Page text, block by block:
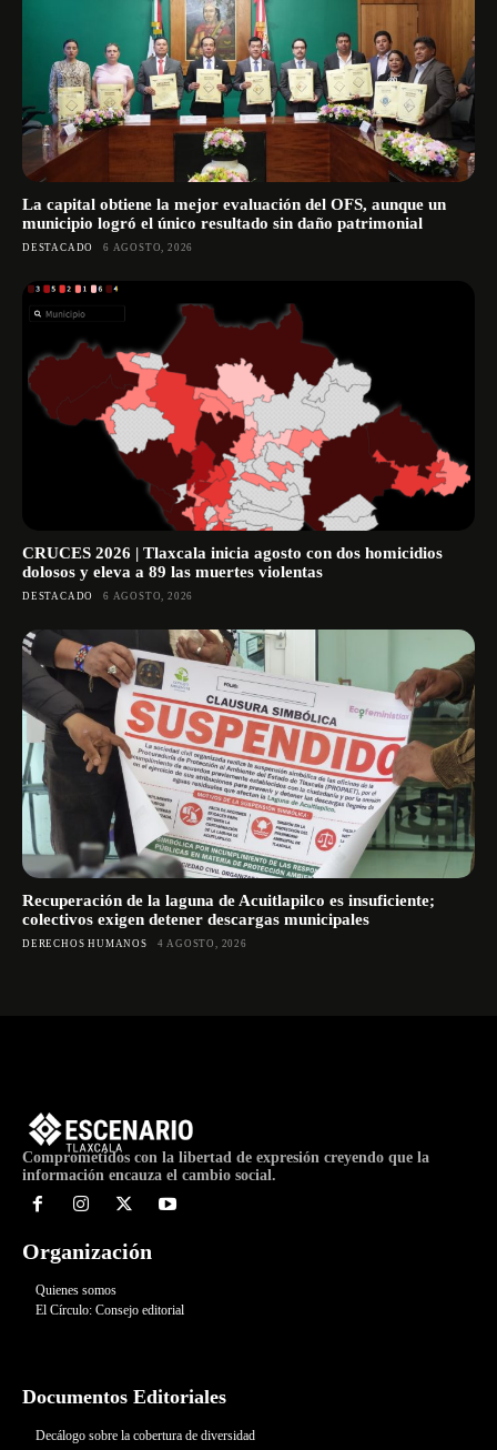
La capital obtiene la mejor evaluación del OFS, aunque un
municipio logró el único resultado sin daño patrimonial
DESTACADO 6 AGOSTO, 2026
CRUCES 2026 | Tlaxcala inicia agosto con dos homicidios
dolosos y eleva a 89 las muertes violentas
DESTACADO 6 AGOSTO, 2026
Recuperación de la laguna de Acuitlapilco es insuficiente;
colectivos exigen detener descargas municipales
DERECHOS HUMANOS 4 AGOSTO, 2026
Comprometidos con la libertad de expresión creyendo que la
información encauza el cambio social.
Organización
Quienes somos
El Círculo: Consejo editorial
Documentos Editoriales
Decálogo sobre la cobertura de diversidad